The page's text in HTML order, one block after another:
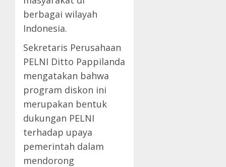
berbagai wilayah
Indonesia.
Sekretaris Perusahaan
PELNI Ditto Pappilanda
mengatakan bahwa
program diskon ini
merupakan bentuk
dukungan PELNI
terhadap upaya
pemerintah dalam
mendorong